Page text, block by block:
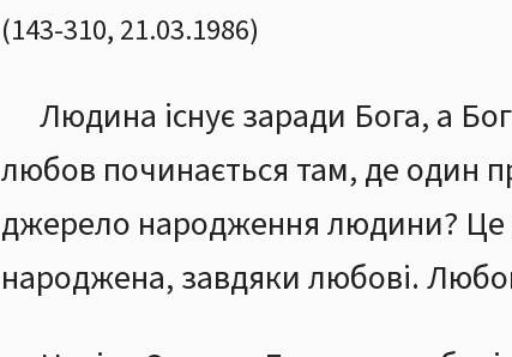
(143-310, 21.03.1986)
Людина існує заради Бога, а
любов починається там, де один
джерело народження людини?
народжена, завдяки любові.